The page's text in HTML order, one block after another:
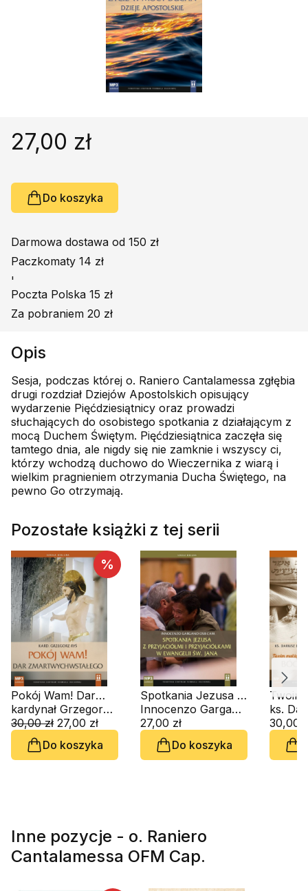
Książki obcojęzyczne
Poradniki, leksykony...
Podręczniki szkolne
27,00 zł
Do koszyka
Darmowa dostawa od 150 zł
Paczkomaty 14 zł
'
Poczta Polska 15 zł
Za pobraniem 20 zł
Opis
Sesja, podczas której o. Raniero Cantalamessa zgłębia
drugi rozdział Dziejów Apostolskich opisujący
wydarzenie Pięćdziesiątnicy oraz prowadzi
słuchających do osobistego spotkania z działającym z
mocą Duchem Świętym. Pięćdziesiątnica zaczęła się
tamtego dnia, ale nigdy się nie zamknie i wszyscy ci,
którzy wchodzą duchowo do Wieczernika z wiarą i
wielkim pragnieniem otrzymania Ducha Świętego, na
pewno Go otrzymają.
Pozostałe książki z tej serii
%
Pokój Wam! Dar
Zmartwychwstałego
(CD-audiobook)
kardynał Grzegorz Ryś
30,00 zł 27,00 zł
Do koszyka
Spotkania Jezusa z
przyjaciółmi i
przyjaciółkami (CD-
audiobook)
Innocenzo Gargano OSBCam.
27,00 zł
Do koszyka
Twoim
jest
54, 5).
30,00
Inne pozycje - o. Raniero
Cantalamessa OFM Cap.